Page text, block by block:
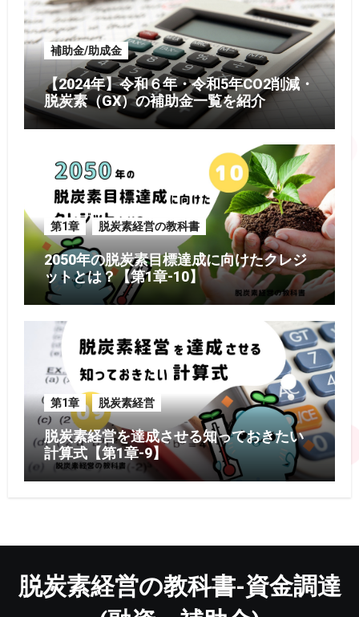
補助金/助成金
【2024年】令和６年・令和5年CO2削減・
脱炭素（GX）の補助金一覧を紹介
第1章 脱炭素経営の教科書
2050年の脱炭素目標達成に向けたクレジ
ットとは？【第1章-10】
第1章 脱炭素経営
脱炭素経営を達成させる知っておきたい
計算式【第1章-9】
脱炭素経営の教科書-資金調達